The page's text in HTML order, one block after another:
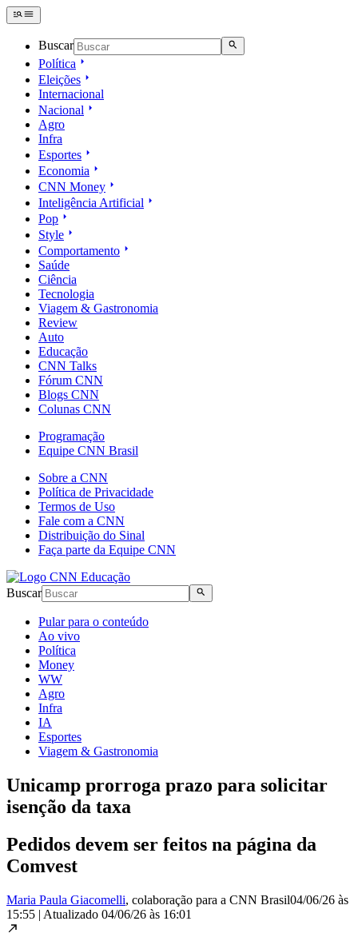
Buscar
Política
Eleições
Internacional
Nacional
Agro
Infra
Esportes
Economia
CNN Money
Inteligência Artificial
Pop
Style
Comportamento
Saúde
Ciência
Tecnologia
Viagem & Gastronomia
Review
Auto
Educação
CNN Talks
Fórum CNN
Blogs CNN
Colunas CNN
Programação
Equipe CNN Brasil
Sobre a CNN
Política de Privacidade
Termos de Uso
Fale com a CNN
Distribuição do Sinal
Faça parte da Equipe CNN
Buscar
Pular para o conteúdo
Ao vivo
Política
Money
WW
Agro
Infra
IA
Esportes
Viagem & Gastronomia
Unicamp prorroga prazo para solicitar
isenção da taxa
Pedidos devem ser feitos na página da
Comvest
Maria Paula Giacomelli, colaboração para a CNN Brasil04/06/26 às
15:55 | Atualizado 04/06/26 às 16:01